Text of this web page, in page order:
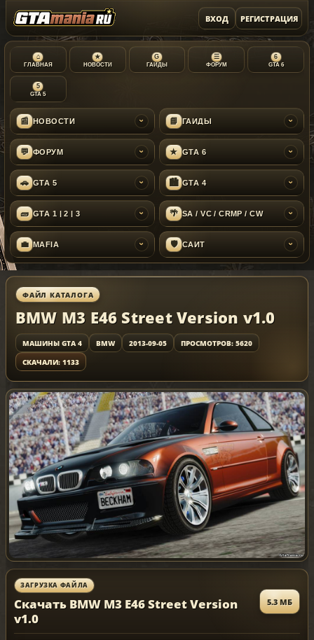
ВХОД РЕГИСТРАЦИЯ
⌂
ГЛАВНАЯ
★
НОВОСТИ
G
ГАЙДЫ
☰
ФОРУМ
6
GTA 6
5
GTA 5
📰 НОВОСТИ › 📘 ГАЙДЫ ›
💬 ФОРУМ › ★ GTA 6 ›
🚗 GTA 5 › 🏙 GTA 4 ›
🧱 GTA 1 | 2 | 3 › 🌴 SA / VC / CRMP / CW ›
💼 MAFIA › 🛡 САЙТ ›
ФАЙЛ КАТАЛОГА
BMW M3 E46 Street Version v1.0
МАШИНЫ GTA 4 BMW 2013-09-05
ПРОСМОТРОВ: 5620
СКАЧАЛИ: 1133
ЗАГРУЗКА ФАЙЛА
Скачать BMW M3 E46 Street Version
v1.0
5.3 МБ